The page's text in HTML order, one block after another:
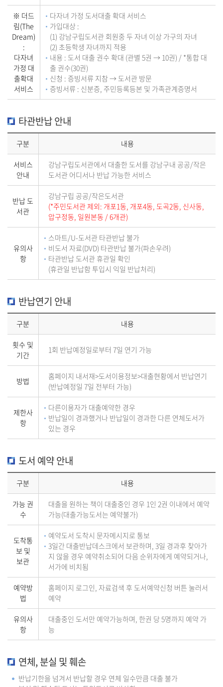
※ 더드
림(The
Dream)
:
다자녀
가정 대
출확대
서비스
다자녀 가정 도서대출 확대 서비스
가입대상 :
(1) 강남구립도서관 회원중 두 자녀 이상 가구의 자녀
(2) 초등학생 자녀까지 적용
내용 : 도서 대출 권수 확대 (관별 5권 → 10권) / *통합 대
출 권수(30권)
신청 : 증빙서류 지참 → 도서관 방문
증빙서류 : 신분증, 주민등록등본 및 가족관계증명서
타관반납 안내
구분 내용
서비스
안내
강남구립도서관에서 대출한 도서를 강남구내 공공/작은
도서관 어디서나 반납 가능한 서비스
반납 도
서관
강남구립 공공/작은도서관
(*주민도서관 제외: 개포1동, 개포4동, 도곡2동, 신사동,
압구정동, 일원본동 / 6개관)
유의사
항
스마트/U-도서관 타관반납 불가
비도서 자료(DVD) 타관반납 불가(파손우려)
타관반납 도서관 휴관일 확인
(휴관일 반납함 투입시 익일 반납처리)
반납연기 안내
구분 내용
횟수 및
기간
1회 반납예정일로부터 7일 연기 가능
방법
홈페이지 내서재>도서이용정보>대출현황에서 반납연기
(반납예정일 7일 전부터 가능)
제한사
항
다른이용자가 대출예약한 경우
반납일이 경과했거나 반납일이 경과한 다른 연체도서가
있는 경우
도서 예약 안내
구분 내용
가능 권
수
대출을 원하는 책이 대출중인 경우 1인 2권 이내에서 예약
가능(대출가능도서는 예약불가)
도착통
보 및
보관
예약도서 도착시 문자메시지로 통보
3일간 대출반납데스크에서 보관하며, 3일 경과후 찾아가
지 않을 경우 예약취소되어 다음 순위자에게 예약되거나,
서가에 비치됨
예약방
법
홈페이지 로그인, 자료검색 후 도서예약신청 버튼 눌러서
예약
유의사
항
대출중인 도서만 예약가능하며, 한권 당 5명까지 예약 가
능
연체, 분실 및 훼손
반납기한을 넘겨서 반납할 경우 연체 일수만큼 대출 불가